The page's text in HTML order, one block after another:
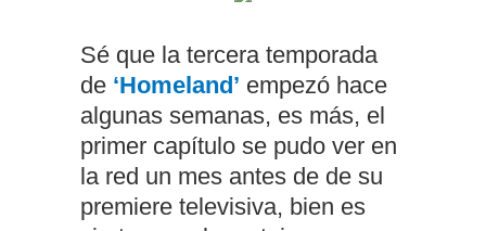
Sé que la tercera temporada
de ‘Homeland’ empezó hace
algunas semanas, es más, el
primer capítulo se pudo ver en
la red un mes antes de de su
premiere televisiva, bien es